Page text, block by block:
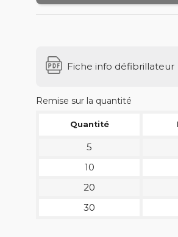
Fiche info défibrillateur
Remise sur la quantité
Quantité
5
10
20
30